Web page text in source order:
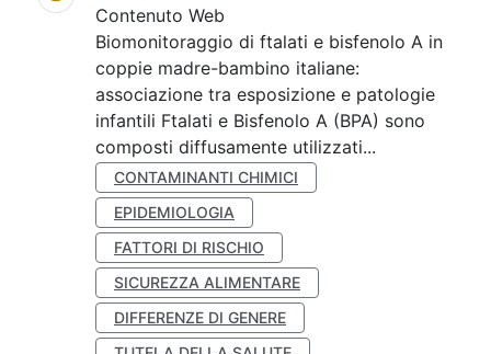
Contenuto Web
Biomonitoraggio di ftalati e bisfenolo A in
coppie madre-bambino italiane:
associazione tra esposizione e patologie
infantili Ftalati e Bisfenolo A (BPA) sono
composti diffusamente utilizzati...
CONTAMINANTI CHIMICI
EPIDEMIOLOGIA
FATTORI DI RISCHIO
SICUREZZA ALIMENTARE
DIFFERENZE DI GENERE